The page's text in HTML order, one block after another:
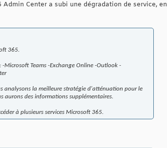
Center a subi une dégradation de service, en
365.
Microsoft Teams -Exchange Online -Outlook -
analysons la meilleure stratégie d'atténuation pour le
aurons des informations supplémentaires.
à plusieurs services Microsoft 365.